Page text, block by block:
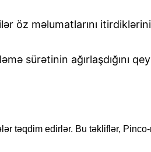
öz məlumatlarını
sürətinin ağırlaşdığını
təqdim edirlər. Bu təkliflər,